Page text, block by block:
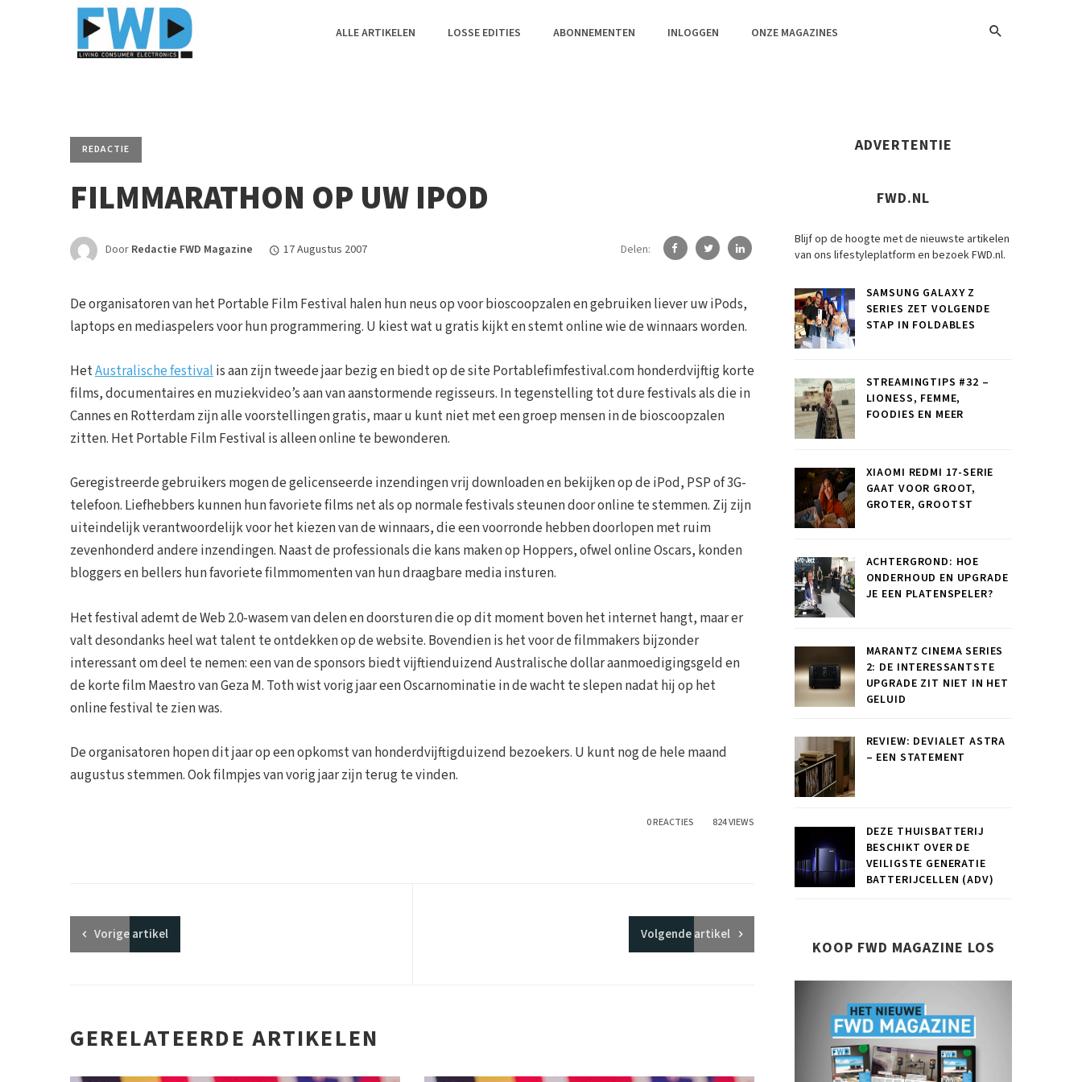
ALLE ARTIKELEN LOSSE EDITIES ABONNEMENTEN INLOGGEN ONZE MAGAZINES
REDACTIE
FILMMARATHON OP UW IPOD
Door Redactie FWD Magazine 17 Augustus 2007 Delen:
De organisatoren van het Portable Film Festival halen hun neus op voor bioscoopzalen en gebruiken liever uw iPods,
laptops en mediaspelers voor hun programmering. U kiest wat u gratis kijkt en stemt online wie de winnaars worden.
HetAustralische festivalis aan zijn tweede jaar bezig en biedt op de site Portablefimfestival.com honderdvijftig korte
films, documentaires en muziekvideo’s aan van aanstormende regisseurs. In tegenstelling tot dure festivals als die in
Cannes en Rotterdam zijn alle voorstellingen gratis, maar u kunt niet met een groep mensen in de bioscoopzalen
zitten. Het Portable Film Festival is alleen online te bewonderen.
Geregistreerde gebruikers mogen de gelicenseerde inzendingen vrij downloaden en bekijken op de iPod, PSP of 3G-
telefoon. Liefhebbers kunnen hun favoriete films net als op normale festivals steunen door online te stemmen. Zij zijn
uiteindelijk verantwoordelijk voor het kiezen van de winnaars, die een voorronde hebben doorlopen met ruim
zevenhonderd andere inzendingen. Naast de professionals die kans maken op Hoppers, ofwel online Oscars, konden
bloggers en bellers hun favoriete filmmomenten van hun draagbare media insturen.
Het festival ademt de Web 2.0-wasem van delen en doorsturen die op dit moment boven het internet hangt, maar er
valt desondanks heel wat talent te ontdekken op de website. Bovendien is het voor de filmmakers bijzonder
interessant om deel te nemen: een van de sponsors biedt vijftienduizend Australische dollar aanmoedigingsgeld en
de korte film Maestro van Geza M. Toth wist vorig jaar een Oscarnominatie in de wacht te slepen nadat hij op het
online festival te zien was.
De organisatoren hopen dit jaar op een opkomst van honderdvijftigduizend bezoekers. U kunt nog de hele maand
augustus stemmen. Ook filmpjes van vorig jaar zijn terug te vinden.
0 REACTIES 824 VIEWS
Vorigeartikel Volgendeartikel
GERELATEERDE ARTIKELEN
ADVERTENTIE
FWD.NL
Blijf op de hoogte met de nieuwste artikelen
van ons lifestyleplatform en bezoek FWD.nl.
SAMSUNG GALAXY Z
SERIES ZET VOLGENDE
STAP IN FOLDABLES
STREAMINGTIPS #32 –
LIONESS, FEMME,
FOODIES EN MEER
XIAOMI REDMI 17-SERIE
GAAT VOOR GROOT,
GROTER, GROOTST
ACHTERGROND: HOE
ONDERHOUD EN UPGRADE
JE EEN PLATENSPELER?
MARANTZ CINEMA SERIES
2: DE INTERESSANTSTE
UPGRADE ZIT NIET IN HET
GELUID
REVIEW: DEVIALET ASTRA
– EEN STATEMENT
DEZE THUISBATTERIJ
BESCHIKT OVER DE
VEILIGSTE GENERATIE
BATTERIJCELLEN (ADV)
KOOP FWD MAGAZINE LOS